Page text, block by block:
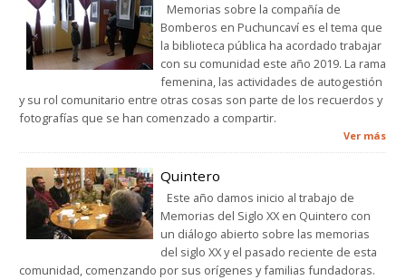
Memorias sobre la compañía de
Bomberos en Puchuncaví es el tema que
la biblioteca pública ha acordado trabajar
con su comunidad este año 2019. La rama
femenina, las actividades de autogestión
y su rol comunitario entre otras cosas son parte de los recuerdos y
fotografías que se han comenzado a compartir.
Ver más
Quintero
Este año damos inicio al trabajo de
Memorias del Siglo XX en Quintero con
un diálogo abierto sobre las memorias
del siglo XX y el pasado reciente de esta
comunidad, comenzando por sus orígenes y familias fundadoras.